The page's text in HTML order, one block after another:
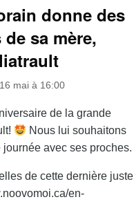
donne des
sa mère,
mai à 16:00
de la grande
Nous lui souhaitons
avec ses proches.
de cette dernière juste
en-